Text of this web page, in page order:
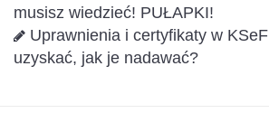
musisz wiedzieć! PUŁAPKI!
Uprawnienia i certyfikaty w
uzyskać, jak je nadawać?